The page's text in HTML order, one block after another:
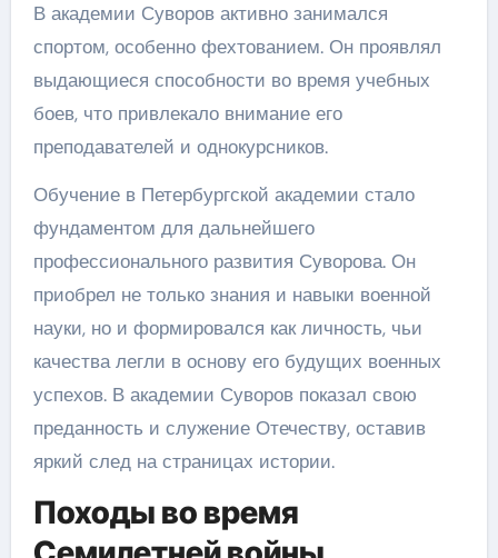
В академии Суворов активно занимался
спортом, особенно фехтованием. Он проявлял
выдающиеся способности во время учебных
боев, что привлекало внимание его
преподавателей и однокурсников.
Обучение в Петербургской академии стало
фундаментом для дальнейшего
профессионального развития Суворова. Он
приобрел не только знания и навыки военной
науки, но и формировался как личность, чьи
качества легли в основу его будущих военных
успехов. В академии Суворов показал свою
преданность и служение Отечеству, оставив
яркий след на страницах истории.
Походы во время